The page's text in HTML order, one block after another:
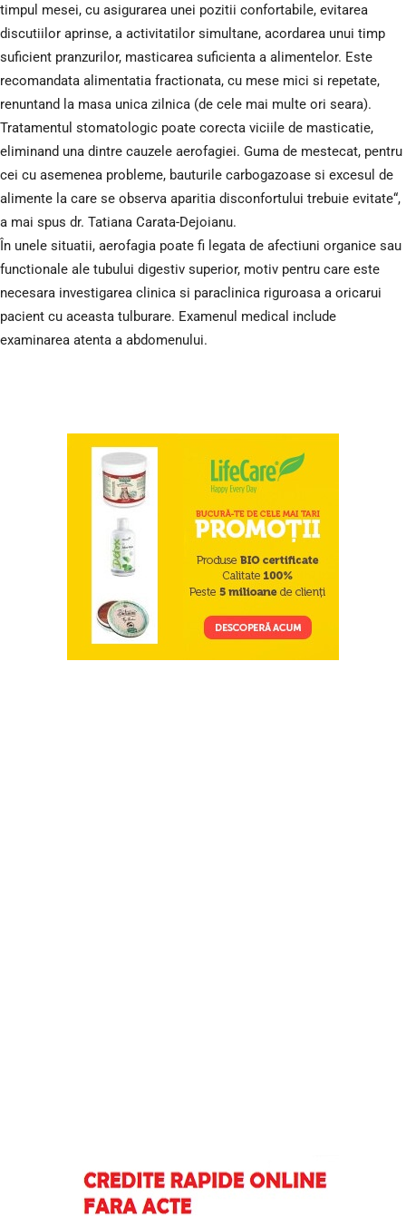
timpul mesei, cu asigurarea unei pozitii confortabile, evitarea
discutiilor aprinse, a activitatilor simultane, acordarea unui timp
suficient pranzurilor, masticarea suficienta a alimentelor. Este
recomandata alimentatia fractionata, cu mese mici si repetate,
renuntand la masa unica zilnica (de cele mai multe ori seara).
Tratamentul stomatologic poate corecta viciile de masticatie,
eliminand una dintre cauzele aerofagiei. Guma de mestecat, pentru
cei cu asemenea probleme, bauturile carbogazoase si excesul de
alimente la care se observa aparitia disconfortului trebuie evitate“,
a mai spus dr. Tatiana Carata-Dejoianu.
În unele situatii, aerofagia poate fi legata de afectiuni organice sau
functionale ale tubului digestiv superior, motiv pentru care este
necesara investigarea clinica si paraclinica riguroasa a oricarui
pacient cu aceasta tulburare. Examenul medical include
examinarea atenta a abdomenului.